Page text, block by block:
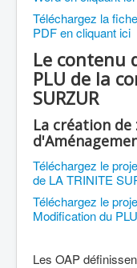
Téléchargez la
PDF en cliquant ici
Le contenu
PLU de la
SURZUR
La création de
Téléchargez le
de LA TRINITE
Téléchargez le
Modification du
Les OAP